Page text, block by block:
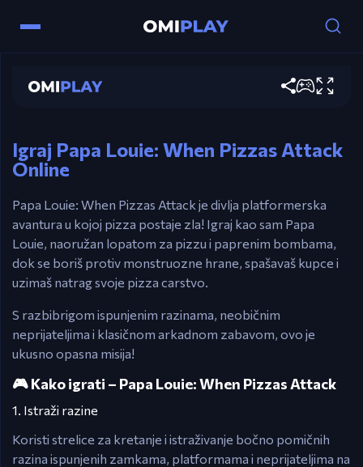
Papa Louie: When Pizzas Attack
Lijeva strelica – Hodi lijevo
Desna strelica – Hodi desno
Razmak – Skači / Kliziti koristeći šešir (ako se
Z – Melee napad
Igraj Papa Louie: When Pizzas Attack
Online
Papa Louie: When Pizzas Attack je divlja platformerska
avantura u kojoj pizza postaje zla! Igraj kao sam Papa
Louie, naoružan lopatom za pizzu i paprenim bombama,
dok se boriš protiv monstruozne hrane, spašavaš kupce i
uzimaš natrag svoje pizza carstvo.
S razbibrigom ispunjenim razinama, neobičnim
neprijateljima i klasičnom arkadnom zabavom, ovo je
ukusno opasna misija!
🎮 Kako igrati – Papa Louie: When Pizzas Attack
1. Istraži razine
Koristi strelice za kretanje i istraživanje bočno pomičnih
razina ispunjenih zamkama, platformama i neprijateljima na